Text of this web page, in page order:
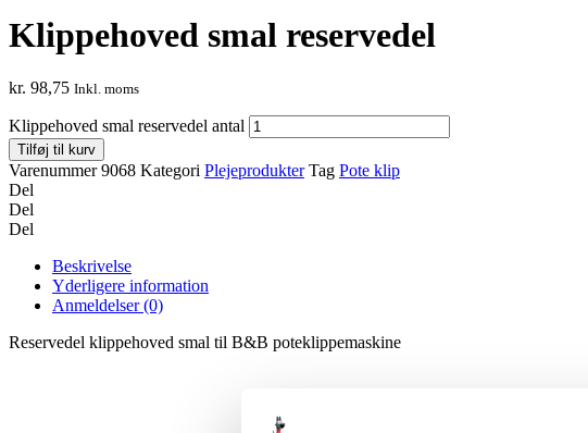
Klippehoved smal reservedel
kr. 98,75 Inkl. moms
Klippehoved smal reservedel antal
Tilføj til kurv
Varenummer9068 Kategori Plejeprodukter Tag Pote klip
Del
Del
Del
Beskrivelse
Yderligere information
Anmeldelser (0)
Reservedel klippehoved smal til B&B poteklippemaskine